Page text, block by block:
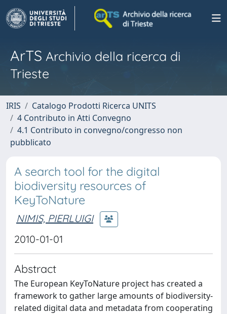
ArTS Archivio della ricerca di
Trieste
IRIS
Catalogo Prodotti Ricerca UNITS
4 Contributo in Atti Convegno
4.1 Contributo in convegno/congresso non
pubblicato
A search tool for the digital
biodiversity resources of
KeyToNature
NIMIS, PIERLUIGI
2010-01-01
Abstract
The European KeyToNature project has created a
framework to gather large amounts of biodiversity-
related digital data and metadata from cooperating